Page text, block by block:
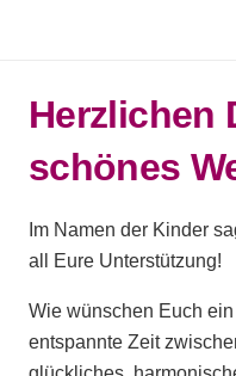
Herzlichen
schönes
Im Namen der Kinder
all Eure Unterstützung!
Wie wünschen Euch
entspannte Zeit